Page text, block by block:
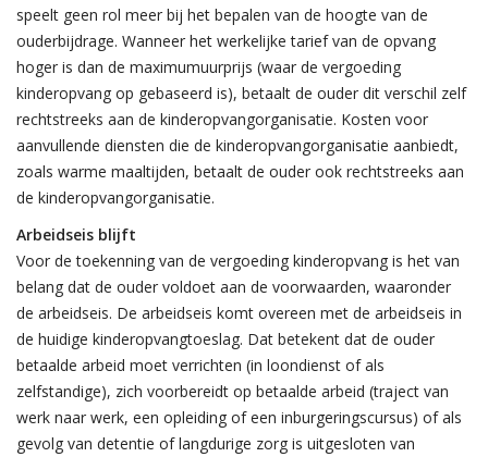
speelt geen rol meer bij het bepalen van de hoogte van de
ouderbijdrage. Wanneer het werkelijke tarief van de opvang
hoger is dan de maximumuurprijs (waar de vergoeding
kinderopvang op gebaseerd is), betaalt de ouder dit verschil zelf
rechtstreeks aan de kinderopvangorganisatie. Kosten voor
aanvullende diensten die de kinderopvangorganisatie aanbiedt,
zoals warme maaltijden, betaalt de ouder ook rechtstreeks aan
de kinderopvangorganisatie.
Arbeidseis blijft
Voor de toekenning van de vergoeding kinderopvang is het van
belang dat de ouder voldoet aan de voorwaarden, waaronder
de arbeidseis. De arbeidseis komt overeen met de arbeidseis in
de huidige kinderopvangtoeslag. Dat betekent dat de ouder
betaalde arbeid moet verrichten (in loondienst of als
zelfstandige), zich voorbereidt op betaalde arbeid (traject van
werk naar werk, een opleiding of een inburgeringscursus) of als
gevolg van detentie of langdurige zorg is uitgesloten van